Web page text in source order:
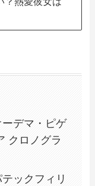
デマ・ピゲ
クロノグラ
ックフィリ